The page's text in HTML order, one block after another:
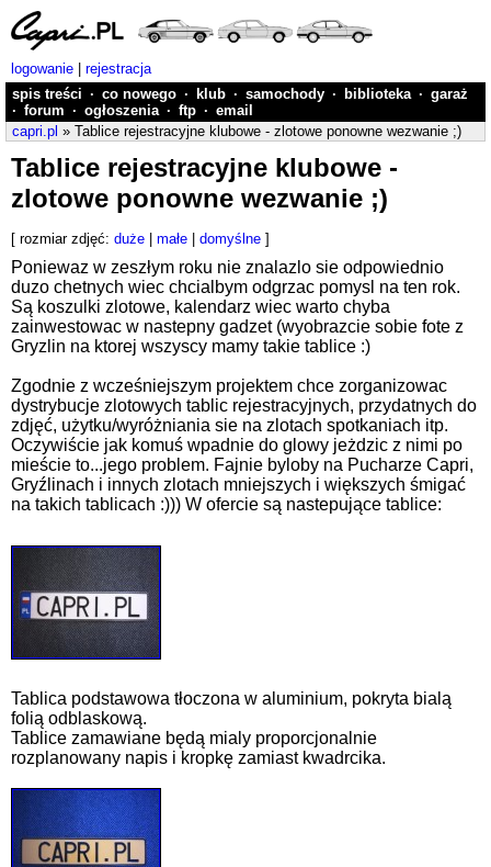
logowanie
rejestracja
spis treści · co nowego · klub · samochody · biblioteka · garaż
· forum · ogłoszenia · ftp · email
capri.pl » Tablice rejestracyjne klubowe - zlotowe ponowne wezwanie ;)
Tablice rejestracyjne klubowe -
zlotowe ponowne wezwanie ;)
[ rozmiar zdjęć: duże małe domyślne ]
Poniewaz w zeszłym roku nie znalazlo sie odpowiednio
duzo chetnych wiec chcialbym odgrzac pomysl na ten rok.
Są koszulki zlotowe, kalendarz wiec warto chyba
zainwestowac w nastepny gadzet (wyobrazcie sobie fote z
Gryzlin na ktorej wszyscy mamy takie tablice :)
Zgodnie z wcześniejszym projektem chce zorganizowac
dystrybucje zlotowych tablic rejestracyjnych, przydatnych do
zdjęć, użytku/wyróżniania sie na zlotach spotkaniach itp.
Oczywiście jak komuś wpadnie do glowy jeżdzic z nimi po
mieście to...jego problem. Fajnie byloby na Pucharze Capri,
Gryźlinach i innych zlotach mniejszych i większych śmigać
na takich tablicach :))) W ofercie są nastepujące tablice:
Tablica podstawowa tłoczona w aluminium, pokryta bialą
folią odblaskową.
Tablice zamawiane będą mialy proporcjonalnie
rozplanowany napis i kropkę zamiast kwadrcika.